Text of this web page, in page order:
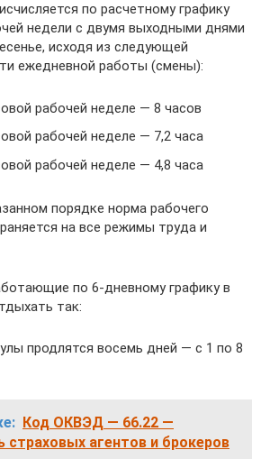
по расчетному графику
недели с двумя выходными днями
исходя из следующей
ежедневной работы (смены):
рабочей неделе — 8 часов
рабочей неделе — 7,2 часа
рабочей неделе — 4,8 часа
порядке норма рабочего
на все режимы труда и
по 6-дневному графику в
так:
продлятся восемь дней — с 1 по 8
Код ОКВЭД — 66.22 —
страховых агентов и брокеров